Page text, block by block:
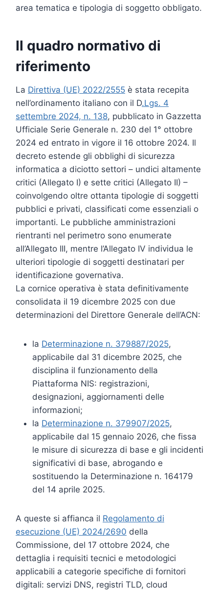
area tematica e tipologia di soggetto obbligato.
Il quadro normativo di
riferimento
La Direttiva (UE) 2022/2555 è stata recepita
nell’ordinamento italiano con il D.Lgs. 4
settembre 2024, n. 138, pubblicato in Gazzetta
Ufficiale Serie Generale n. 230 del 1° ottobre
2024 ed entrato in vigore il 16 ottobre 2024. Il
decreto estende gli obblighi di sicurezza
informatica a diciotto settori – undici altamente
critici (Allegato I) e sette critici (Allegato II) –
coinvolgendo oltre ottanta tipologie di soggetti
pubblici e privati, classificati come essenziali o
importanti. Le pubbliche amministrazioni
rientranti nel perimetro sono enumerate
all’Allegato III, mentre l’Allegato IV individua le
ulteriori tipologie di soggetti destinatari per
identificazione governativa.
La cornice operativa è stata definitivamente
consolidata il 19 dicembre 2025 con due
determinazioni del Direttore Generale dell’ACN:
la Determinazione n. 379887/2025,
applicabile dal 31 dicembre 2025, che
disciplina il funzionamento della
Piattaforma NIS: registrazioni,
designazioni, aggiornamenti delle
informazioni;
la Determinazione n. 379907/2025,
applicabile dal 15 gennaio 2026, che fissa
le misure di sicurezza di base e gli incidenti
significativi di base, abrogando e
sostituendo la Determinazione n. 164179
del 14 aprile 2025.
A queste si affianca il Regolamento di
esecuzione (UE) 2024/2690 della
Commissione, del 17 ottobre 2024, che
dettaglia i requisiti tecnici e metodologici
applicabili a categorie specifiche di fornitori
digitali: servizi DNS, registri TLD, cloud